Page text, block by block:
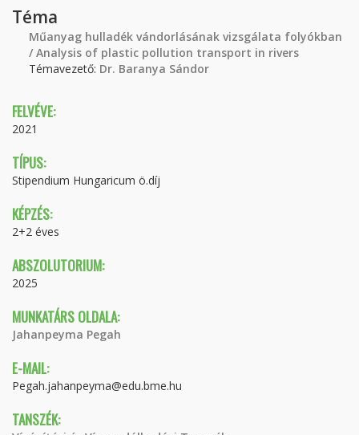
Téma
Műanyag hulladék vándorlásának vizsgálata folyókban
/ Analysis of plastic pollution transport in rivers
Témavezető: Dr. Baranya Sándor
FELVÉVE:
2021
TÍPUS:
Stipendium Hungaricum ö.díj
KÉPZÉS:
2+2 éves
ABSZOLUTORIUM:
2025
MUNKATÁRS OLDALA:
Jahanpeyma Pegah
E-MAIL:
Pegah.jahanpeyma@edu.bme.hu
TANSZÉK: